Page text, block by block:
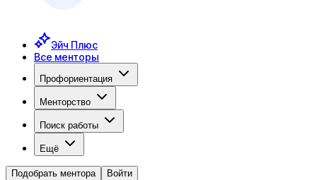
Эйч Плюс
Все менторы
Профориентация
Менторство
Поиск работы
Ещё
Подобрать ментора Войти